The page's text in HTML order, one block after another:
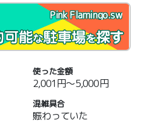
Pink Flamingo.sw
使った金額
2,001円～5,000円
混雑具合
賑わっていた